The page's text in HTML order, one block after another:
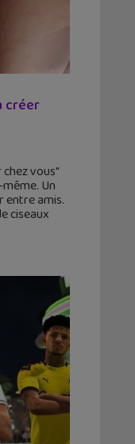
créer
vous"
Un
entre amis.
ciseaux